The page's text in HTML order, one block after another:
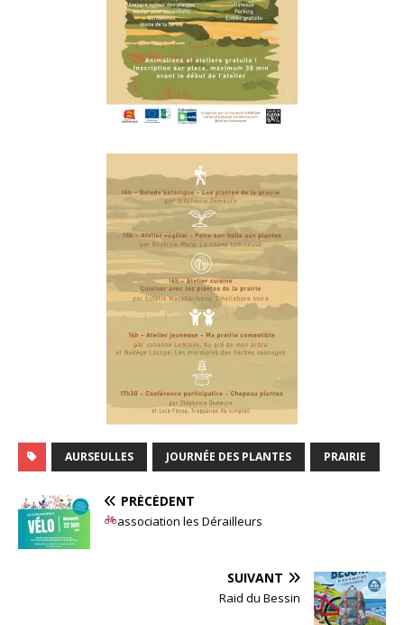
AURSEULLES JOURNÉE DES PLANTES PRAIRIE
PRÉCÉDENT
association les Dérailleurs
SUIVANT
Raid du Bessin